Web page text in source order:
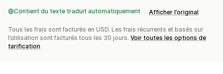
Contient du texte traduit automatiquement Afficher l’original
Tous les frais sont facturés en USD. Les frais récurrents et basés sur
l’utilisation sont facturés tous les 30 jours. Voir toutes les options de
tarification